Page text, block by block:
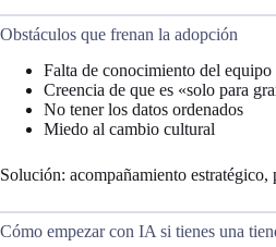
Obstáculos que frenan la adopción
Falta de conocimiento del equipo
Creencia de que es «solo para
No tener los datos ordenados
Miedo al cambio cultural
Solución: acompañamiento
Cómo empezar con IA si tienes una